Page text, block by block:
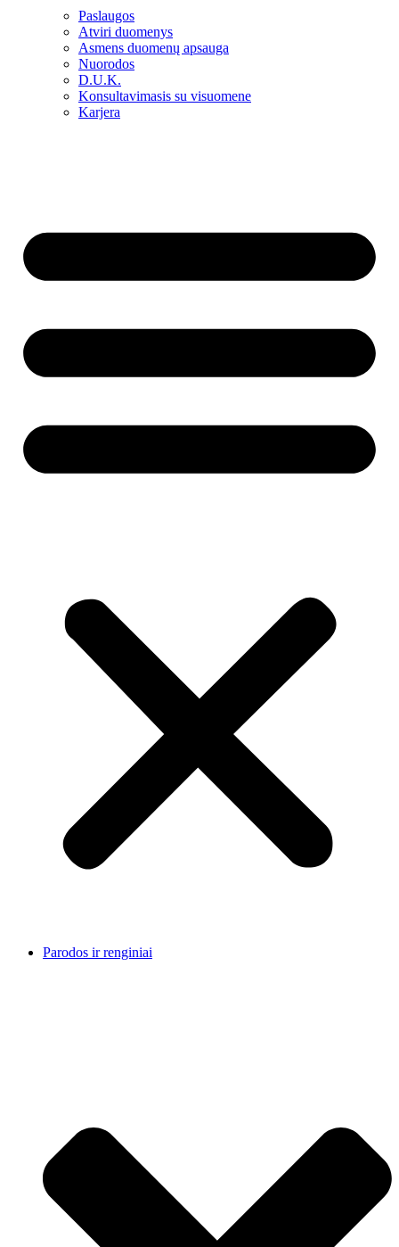
Paslaugos
Atviri duomenys
Asmens duomenų apsauga
Nuorodos
D.U.K.
Konsultavimasis su visuomene
Karjera
Parodos ir renginiai